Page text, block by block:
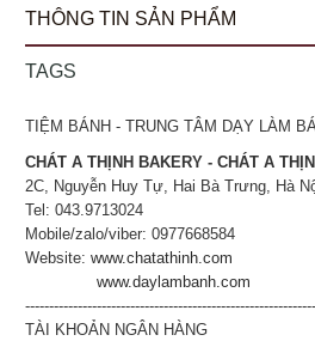
THÔNG TIN SẢN PHẨM
TAGS
TIỆM BÁNH - TRUNG TÂM DẠY LÀM
CHÁT A THỊNH BAKERY - CHÁT A
2C, Nguyễn Huy Tự, Hai Bà Trưng, Hà
Tel: 043.9713024
Mobile/zalo/viber: 0977668584
Website:www.chatathinh.com
www.daylambanh.com
TÀI KHOẢN NGÂN HÀNG